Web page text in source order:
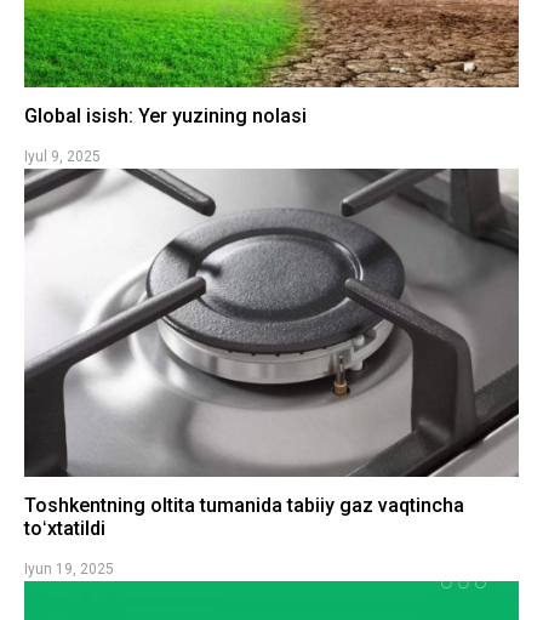
Global isish: Yer yuzining nolasi
Iyul 9, 2025
Toshkentning oltita tumanida tabiiy gaz vaqtincha
toʻxtatildi
Iyun 19, 2025